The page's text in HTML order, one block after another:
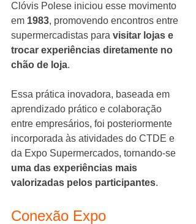
Clóvis Polese iniciou esse movimento
em 1983, promovendo encontros entre
supermercadistas para visitar lojas e
trocar experiências diretamente no
chão de loja.
Essa prática inovadora, baseada em
aprendizado prático e colaboração
entre empresários, foi posteriormente
incorporada às atividades do CTDE e
da Expo Supermercados, tornando-se
uma das experiências mais
valorizadas pelos participantes.
Conexão Expo